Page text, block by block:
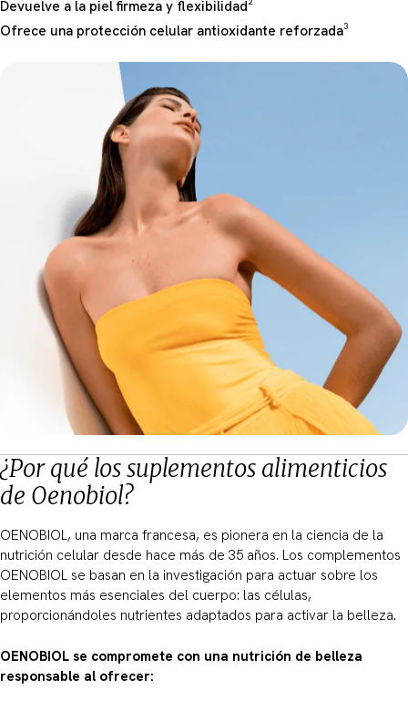
Devuelve a la piel firmeza y flexibilidad²
Ofrece una protección celular antioxidante reforzada³
¿Por qué los suplementos alimenticios
de Oenobiol?
OENOBIOL, una marca francesa, es pionera en la ciencia de la
nutrición celular desde hace más de 35 años. Los complementos
OENOBIOL se basan en la investigación para actuar sobre los
elementos más esenciales del cuerpo: las células,
proporcionándoles nutrientes adaptados para activar la belleza.
OENOBIOL se compromete con una nutrición de belleza
responsable al ofrecer: